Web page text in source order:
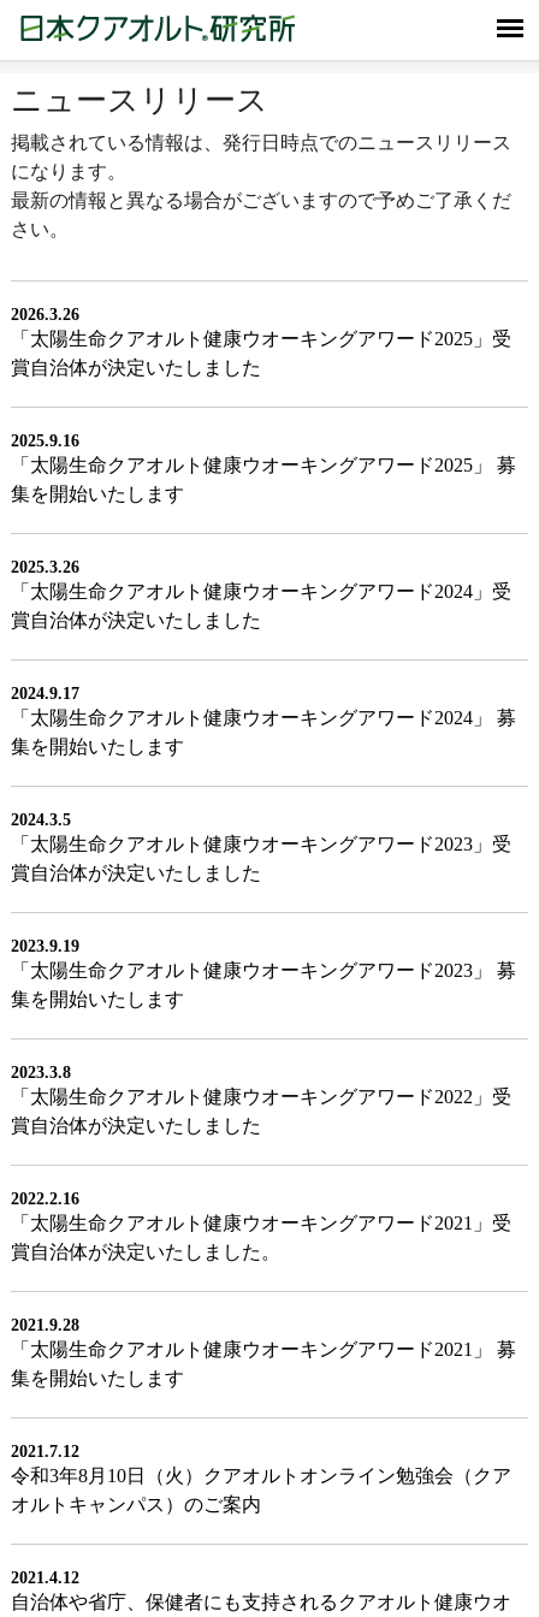
ニュースリリース
掲載されている情報は、発行日時点でのニュースリリース
になります。
最新の情報と異なる場合がございますので予めご了承くだ
さい。
2026.3.26
「太陽生命クアオルト健康ウオーキングアワード2025」受
賞自治体が決定いたしました
2025.9.16
「太陽生命クアオルト健康ウオーキングアワード2025」 募
集を開始いたします
2025.3.26
「太陽生命クアオルト健康ウオーキングアワード2024」受
賞自治体が決定いたしました
2024.9.17
「太陽生命クアオルト健康ウオーキングアワード2024」 募
集を開始いたします
2024.3.5
「太陽生命クアオルト健康ウオーキングアワード2023」受
賞自治体が決定いたしました
2023.9.19
「太陽生命クアオルト健康ウオーキングアワード2023」 募
集を開始いたします
2023.3.8
「太陽生命クアオルト健康ウオーキングアワード2022」受
賞自治体が決定いたしました
2022.2.16
「太陽生命クアオルト健康ウオーキングアワード2021」受
賞自治体が決定いたしました。
2021.9.28
「太陽生命クアオルト健康ウオーキングアワード2021」 募
集を開始いたします
2021.7.12
令和3年8月10日（火）クアオルトオンライン勉強会（クア
オルトキャンパス）のご案内
2021.4.12
自治体や省庁、保健者にも支持されるクアオルト健康ウオ